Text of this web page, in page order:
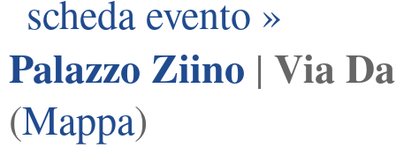
scheda evento »
Palazzo Ziino | Via
(Mappa)